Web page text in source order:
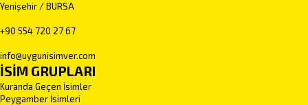
Yenişehir / BURSA
+90 554 720 27 67
info@uygunisimver.com
İSİM GRUPLARI
Kuranda Geçen İsimler
Peygamber İsimleri